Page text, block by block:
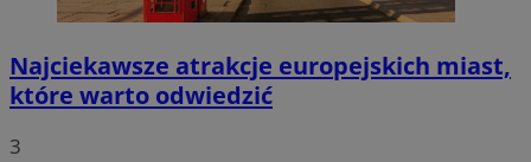
Najciekawsze atrakcje europejskich miast,
które warto odwiedzić
3